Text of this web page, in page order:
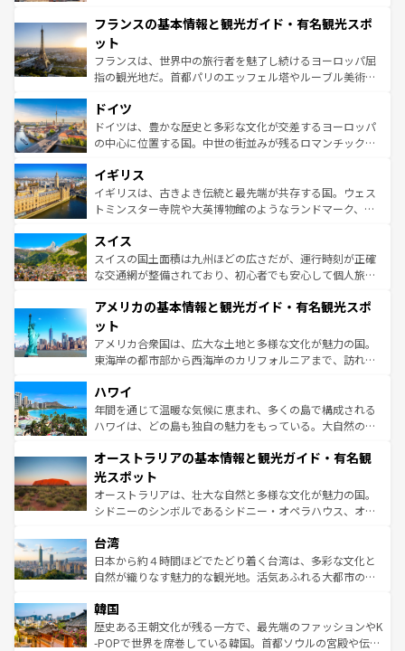
ませてくれるイタリアで、忘れられない旅をしてみよう！
なお、新着のイタリア情報は
しい。
文化が根付くこの国では、情熱的なフラメンコ、熱気あふ
れる闘牛、そして美味しいタパスが生活の一部となってい
る。首都マドリードの洗練された雰囲気や、バルセロナの
アートに溢れた街角から、地方では古代ローマ遺跡や中世
せる。地方によって風土や気候が異なるスペインはその個
性で訪れる人を魅了する。 なお、新着のスペイン情報は コ
ンテンツ一覧を参照してほしい。
フランスの基本情報と観光ガイド・有名観光スポ
ット
フランスは、世界中の旅行者を魅了し続けるヨーロッパ屈
指の観光地だ。首都パリのエッフェル塔やルーブル美術館
で、幅広い魅力が詰まっている。華麗な宮殿、歴史的な大
聖堂、美しいビーチ、そして豊かな自然が、訪れる者を心
から魅了する。また、フランスは美食の国としても知ら
いる。シャンパンの発祥地であるランス、プロヴァンスの
香り高いラベンダー畑など、多彩な楽しみ方が可能だ。さ
らに、パリ以外の地域にも魅力が溢れており、どの街角に
れる地方に足を運ぶとそれぞれで全く異なる文化を体験で
きるだろう。 なお、新着のフランス情報はコンテンツ一覧
を参照してほしい。
ドイツ
ドイツは、豊かな歴史と多彩な文化が交差するヨーロッパ
の中心に位置する国。中世の街並みが残るロマンチック街
顔を持つこの国は、どこを歩いても飽きることがない。ベ
ルリンの文化的活気、バイエルン州のアルプスの絶景、そ
してライン川沿いのワイン畑といった風景は必見。ビール
は、お酒好きな人にはぜひ体験してほしい。 なお、新着の
ドイツ情報はコンテンツ一覧を参照してほしい。
イギリス
イギリスは、古きよき伝統と最先端が共存する国。ウェス
トミンスター寺院や大英博物館のようなランドマーク、歴
リアごとに異なる魅力がある。また、優雅なアフタヌーン
ティー、ビール好きにはたまらない英国パブ、サッカー観
戦など、本場だからこそできる体験も豊富。イギリスを旅
ンツ一覧を参照してほしい。
スイス
スイスの国土面積は九州ほどの広さだが、運行時刻が正確
な交通網が整備されており、初心者でも安心して個人旅行
の建物がそのまま残る町や、スイスならではのユニークな
博物館もあり、アルプス観光だけでなく町歩きも満喫する
ことができる。国民の所得が高いため物価も高いが、旅行
者向けの交通パス提供のサービスもあり、うまく活用すれ
着のスイス情報は
アメリカの基本情報と観光ガイド・有名観光スポ
ット
アメリカ合衆国は、広大な土地と多様な文化が魅力の国。
東海岸の都市部から西海岸のカリフォルニアまで、訪れる
のような巨大都市は、観光、ショッピング、エンターテイ
ンメントが詰まった刺激的なスポットだ。一方、アメリカ
西部には大自然が広がり、グランドキャニオンやイエロー
部のニューオーリンズでは、音楽と美食が融合した独特の
文化が魅力。旅行者はアメリカの各地域で異なる魅力を楽
しみながら、その多様性と豊かな歴史を感じることができ
るだろう。車でのロードトリップや列車の旅も、アメリカ
情報は
ハワイ
年間を通じて温暖な気候に恵まれ、多くの島で構成される
ハワイは、どの島も独自の魅力をもっている。大自然の神
ワイ島は見逃せない。また、定番の観光地といえばオアフ
島だが、静かな自然を求めるならマウイ島やカウアイ島が
おすすめ。エメラルドグリーンに輝く海をはじめ、豊かな
文化や歴史が息づいている。「アロハスピリット」と呼ば
人々、おいしいローカルフードやハワイアンミュージッ
ク、伝統的なフラダンスなど、すべてがハワイの魅力を彩
っている。訪れるたびに新しい発見と感動が待っているハ
はコンテンツ一覧
オーストラリアの基本情報と観光ガイド・有名観
光スポット
オーストラリアは、壮大な自然と多様な文化が魅力の国。
シドニーのシンボルであるシドニー・オペラハウス、オー
リアリーフや大陸中央部にそびえるウルル（エアーズロッ
ク）、タスマニアの美しい原生林やケアンズの熱帯雨林な
ど、見どころがたくさん。また、カフェやワイン、オージ
いる。アクティビティも充実しており、サーフィンやダイ
ビング、ハイキングなど、アウトドア好きにはたまらな
い。オーストラリアの多彩な魅力を存分に味わいつくそ
台湾
日本から約４時間ほどでたどり着く台湾は、多彩な文化と
自然が織りなす魅力的な観光地。活気あふれる大都市の台
ン）、静ひつな山岳地帯である台湾東部など、都市の喧騒
と山間の静けさが共存しており、訪れる人に新しい発見と
驚きをもたらしてくれる。また、奥深い台湾の食文化も魅
韓国
歴史ある王朝文化が残る一方で、最先端のファッションやK
-POPで世界を席巻している韓国。首都ソウルの宮殿や伝統